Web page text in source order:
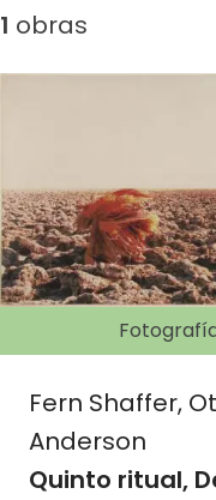
1 obras
Fern Shaffer,
Anderson
Quinto ritual,